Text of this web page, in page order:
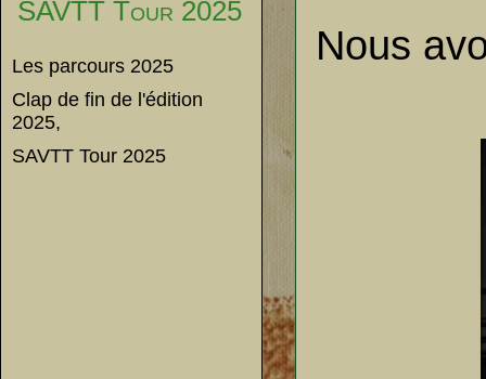
SAVTT Tour 2025
Les parcours 2025
Clap de fin de l'édition
2025,
SAVTT Tour 2025
Nous